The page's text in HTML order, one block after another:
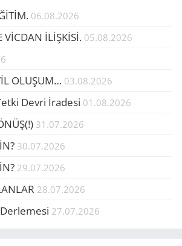
06.08.2026
VİCDAN İLİŞKİSİ. 05.08.2026
OLUŞUM… 03.08.2026
Devri İradesi 01.08.2026
31.07.2026
30.07.2026
29.07.2026
28.07.2026
27.07.2026